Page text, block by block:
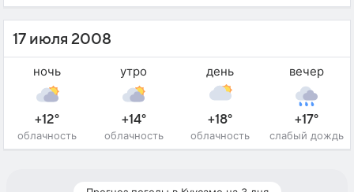
17 июля 2008
ночь
+12°
облачность
утро
+14°
облачность
день
+18°
облачность
вечер
+17°
слабый дождь